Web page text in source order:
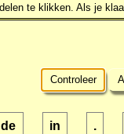
te klikken. Als je
Controleer
de in .